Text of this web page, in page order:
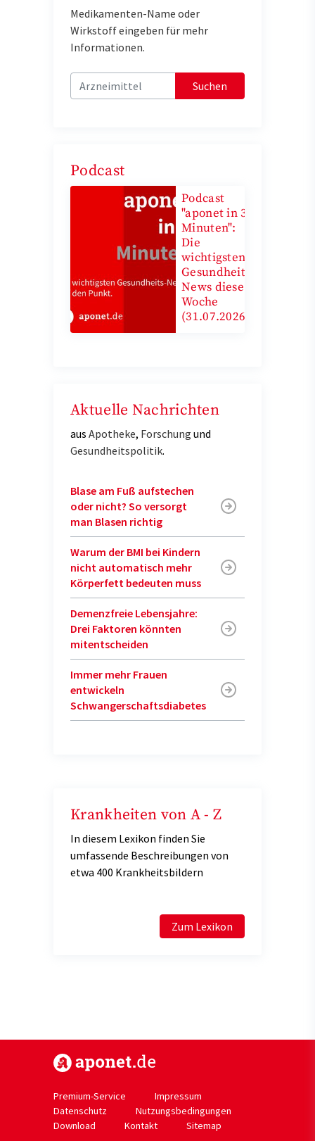
Medikamenten-Name oder
Wirkstoff eingeben für mehr
Informationen.
Suchen
Podcast
Podcast
"aponet in 3
Minuten":
Die
wichtigsten
Gesundheits-
News diese
Woche
(31.07.2026)
Aktuelle Nachrichten
aus Apotheke, Forschung und
Gesundheitspolitik.
Blase am Fuß aufstechen
oder nicht? So versorgt
man Blasen richtig
Warum der BMI bei Kindern
nicht automatisch mehr
Körperfett bedeuten muss
Demenzfreie Lebensjahre:
Drei Faktoren könnten
mitentscheiden
Immer mehr Frauen
entwickeln
Schwangerschaftsdiabetes
Krankheiten von A - Z
In diesem Lexikon finden Sie
umfassende Beschreibungen von
etwa 400 Krankheitsbildern
Zum Lexikon
Premium-Service
Impressum
Datenschutz
Nutzungsbedingungen
Download
Kontakt Sitemap